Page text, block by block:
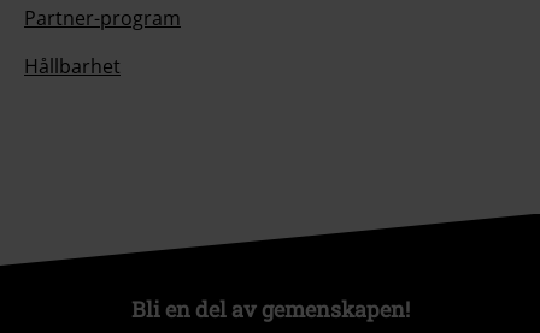
Partner-program
Hållbarhet
Bli en del av gemenskapen!